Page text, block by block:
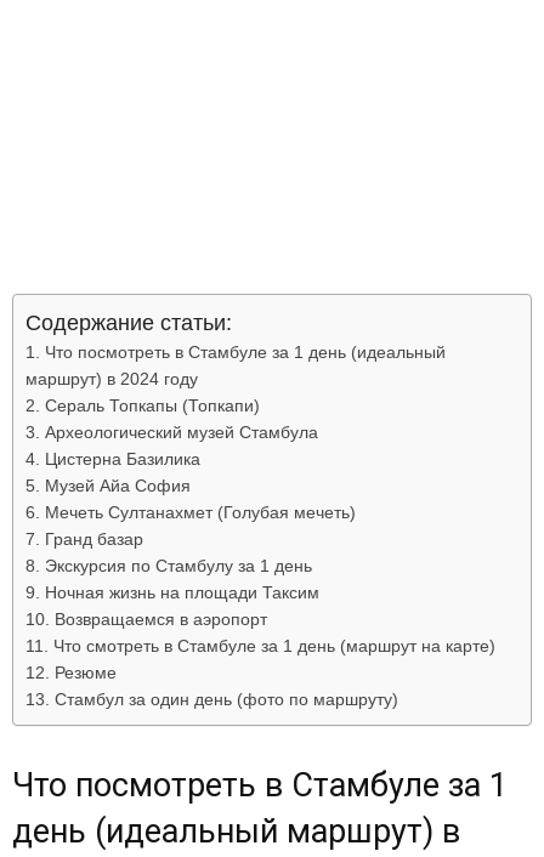
Содержание статьи:
Что посмотреть в Стамбуле за 1 день (идеальный
маршрут) в 2024 году
Сераль Топкапы (Топкапи)
Археологический музей Стамбула
Цистерна Базилика
Музей Айа София
Мечеть Султанахмет (Голубая мечеть)
Гранд базар
Экскурсия по Стамбулу за 1 день
Ночная жизнь на площади Таксим
Возвращаемся в аэропорт
Что смотреть в Стамбуле за 1 день (маршрут на карте)
Резюме
Стамбул за один день (фото по маршруту)
Что посмотреть в Стамбуле за 1
день (идеальный маршрут) в